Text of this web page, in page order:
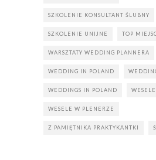
SZKOLENIE KONSULTANT ŚLUBNY
SZKOLENIE UNIJNE TOP
WARSZTATY WEDDING PLANNERA
WEDDING IN POLAND
WEDDINGS IN POLAND
WESELE W PLENERZE
Z PAMIĘTNIKA PRAKTYKANTKI